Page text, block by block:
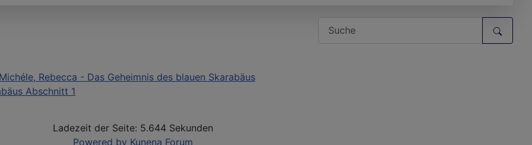
Michéle, Rebecca - Das Geheimnis des blauen Skarabäus
Abschnitt 1
Ladezeit der Seite: 5.644 Sekunden
Powered by Kunena Forum